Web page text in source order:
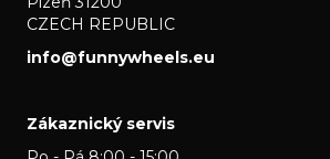
CZECH REPUBLIC
info@funnywheels.eu
Zákaznický servis